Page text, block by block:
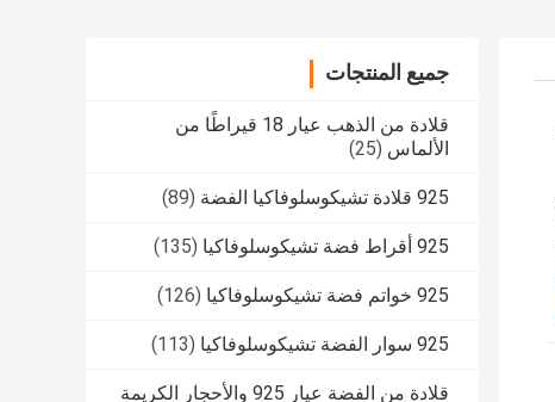
جميع المنتجات
قلادة من الذهب عيار 18 قيراطًا من
الألماس (25)
925 قلادة تشيكوسلوفاكيا الفضة (89)
925 أقراط فضة تشيكوسلوفاكيا (135)
925 خواتم فضة تشيكوسلوفاكيا (126)
925 سوار الفضة تشيكوسلوفاكيا (113)
قلادة من الفضة عيار 925 والأحجار الكريمة